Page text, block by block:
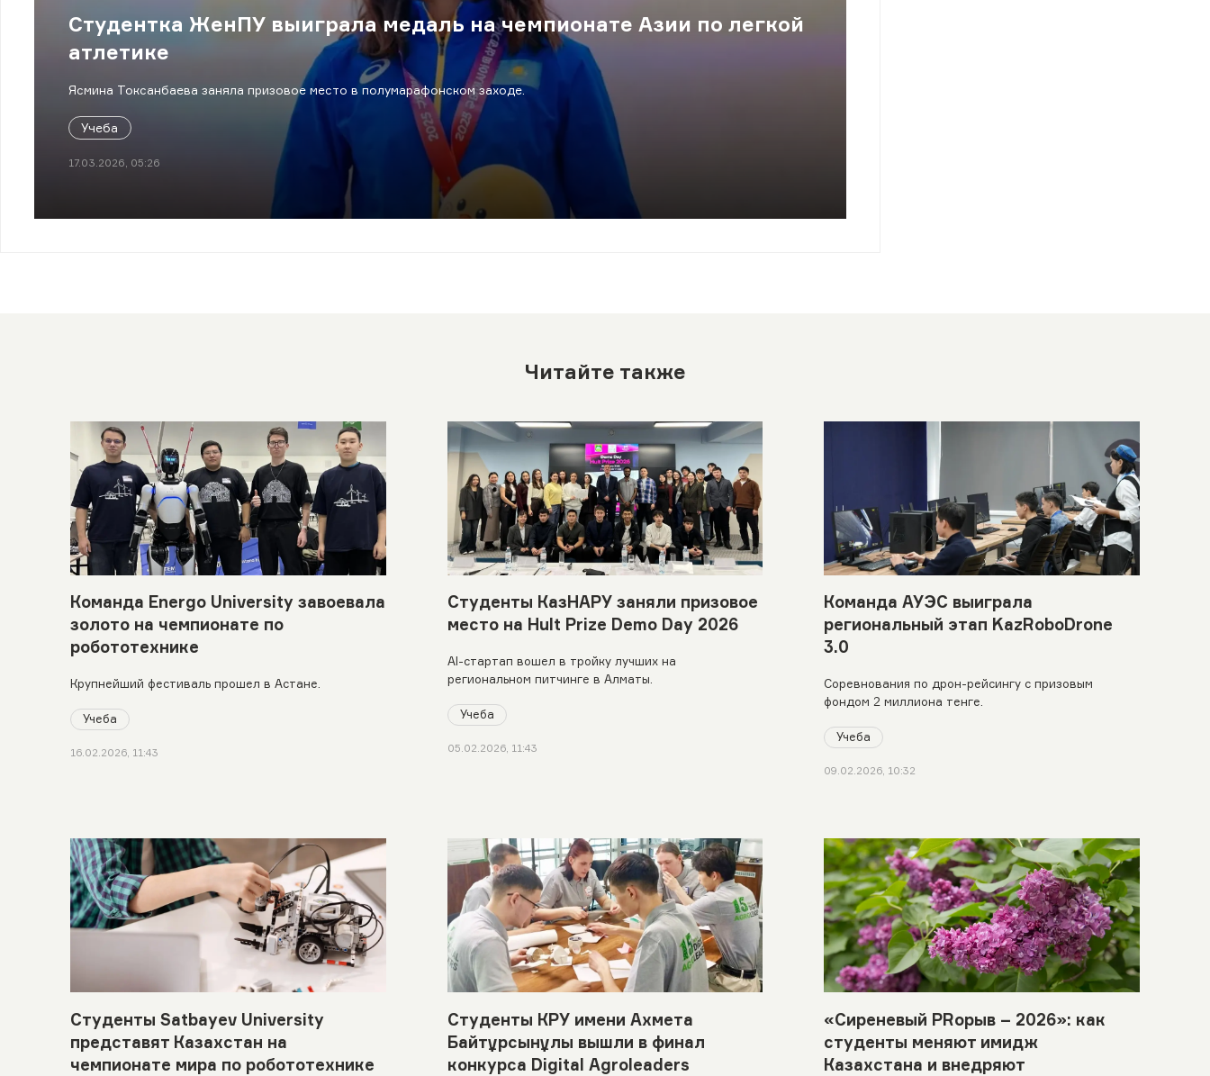
Студентка ЖенПУ выиграла медаль на чемпионате Азии по легкой
атлетике
Ясмина Токсанбаева заняла призовое место в полумарафонском заходе.
Учеба
17.03.2026, 05:26
Читайте также
Команда Energo University завоевала
золото на чемпионате по
робототехнике
Крупнейший фестиваль прошел в Астане.
Учеба
16.02.2026, 11:43
Студенты КазНАРУ заняли призовое
место на Hult Prize Demo Day 2026
AI-стартап вошел в тройку лучших на
региональном питчинге в Алматы.
Учеба
05.02.2026, 11:43
Команда АУЭС выиграла
региональный этап KazRoboDrone
3.0
Соревнования по дрон-рейсингу с призовым
фондом 2 миллиона тенге.
Учеба
09.02.2026, 10:32
Студенты Satbayev University
представят Казахстан на
чемпионате мира по робототехнике
Студенты КРУ имени Ахмета
Байтұрсынұлы вышли в финал
конкурса Digital Agroleaders
«Сиреневый PRорыв – 2026»: как
студенты меняют имидж
Казахстана и внедряют